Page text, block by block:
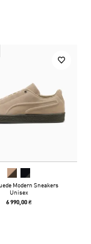
Modern Sneakers
Unisex
6 990,00 ₴